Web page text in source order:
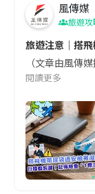
風傳媒
旅遊攻
旅遊注意｜搭
（文章由風傳
閱讀更多